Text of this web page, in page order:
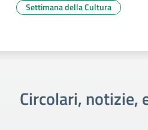
Settimana della Cultura
Circolari, notizie,